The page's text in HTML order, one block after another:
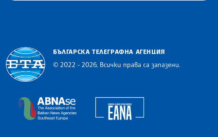
БЪЛГАРСКА ТЕЛЕГРАФНА АГЕНЦИЯ
© 2022 - 2026, Всички права са запазени.
The Assocoation of the Balkan News Agencies